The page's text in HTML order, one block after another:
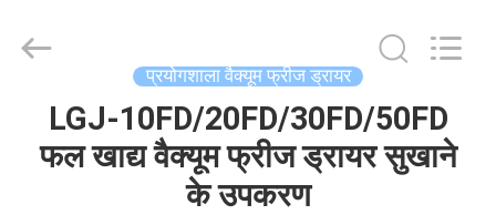
Rights
प्रयोगशाला वैक्यूम फ्रीज ड्रायर
LGJ-10FD/20FD/30FD/50FD
फल खाद्य वैक्यूम फ्रीज ड्रायर सुखाने
के उपकरण